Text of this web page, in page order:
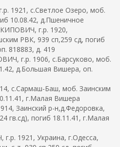
1921, с.Светлое Озеро, моб.
10.08.42, д.Пшеничное
г.р. 1920,
РВК, 939 сп,259 сд, погиб
818883, д. 419
г.р. 1906, с.Барсуково, моб.
д.Большая Вишера, оп.
с.Сармаш-Баш, моб. Заинским
г.Малая Вишера
Заинский р-н,д.Федоровка,
гв.сд), погиб 18.11.41, г.Малая
1921, Украина, г.Одесса,